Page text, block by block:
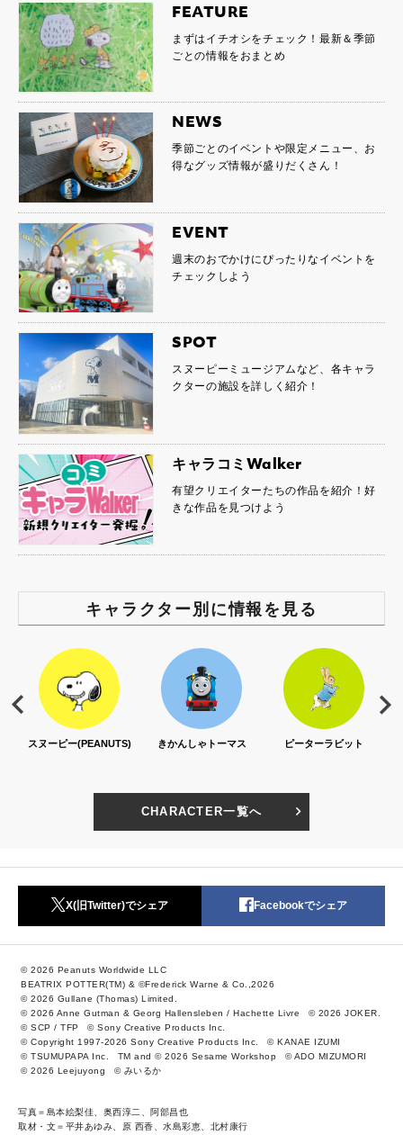
FEATURE
まずはイチオシをチェック！最新＆季節
ごとの情報をおまとめ
NEWS
季節ごとのイベントや限定メニュー、お
得なグッズ情報が盛りだくさん！
EVENT
週末のおでかけにぴったりなイベントを
チェックしよう
SPOT
スヌーピーミュージアムなど、各キャラ
クターの施設を詳しく紹介！
キャラコミWalker
有望クリエイターたちの作品を紹介！好
きな作品を見つけよう
キャラクター別に情報を見る
きかんしゃトーマス ピーターラビット セサミストリート
CHARACTER一覧へ
X(旧Twitter)でシェア Facebookでシェア
© 2026 Peanuts Worldwide LLC
BEATRIX POTTER(TM) & ©Frederick Warne & Co.,2026
© 2026 Gullane (Thomas) Limited.
© 2026 Anne Gutman & Georg Hallensleben / Hachette Livre
© 2026 JOKER.
© SCP / TFP
© Sony Creative Products Inc.
© Copyright 1997-2026 Sony Creative Products Inc.
© KANAE IZUMI
© TSUMUPAPA Inc.
TM and © 2026 Sesame Workshop
© ADO MIZUMORI
© 2026 Leejuyong
© みいるか
写真＝島本絵梨佳、奥西淳二、阿部昌也
取材・文＝平井あゆみ、原 西香、水島彩恵、北村康行